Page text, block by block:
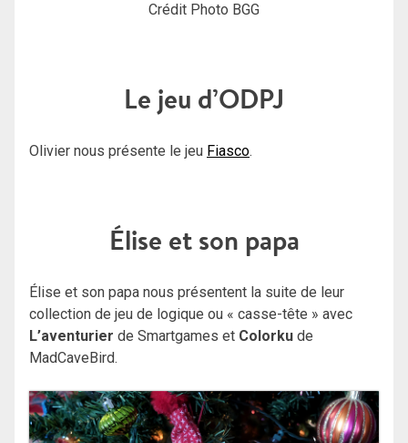
Crédit Photo BGG
Le jeu d’ODPJ
Olivier nous présente le jeu Fiasco.
Élise et son papa
Élise et son papa nous présentent la suite de leur
collection de jeu de logique ou « casse-tête » avec
L’aventurier de Smartgames et Colorku de
MadCaveBird.